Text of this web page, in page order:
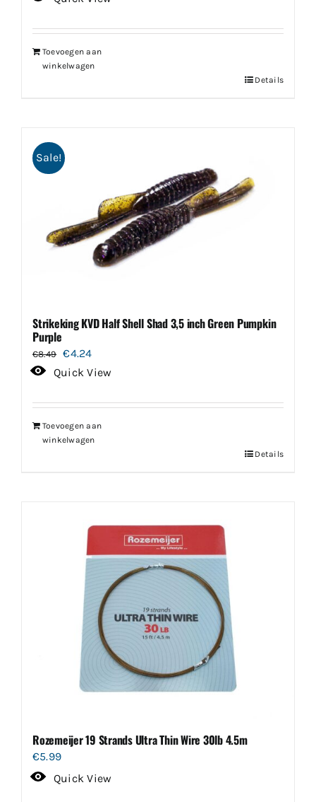
Toevoegen aan
winkelwagen
Details
Sale!
Strikeking KVD Half Shell Shad 3,5 inch Green Pumpkin
Purple
€8.49 Oorspronkelijke
prijs
€8.49.
€4.24Huidige
prijs
€4.24.
Quick View
Toevoegen aan
winkelwagen
Details
Rozemeijer 19 Strands Ultra Thin Wire 30lb 4.5m
€5.99
Quick View